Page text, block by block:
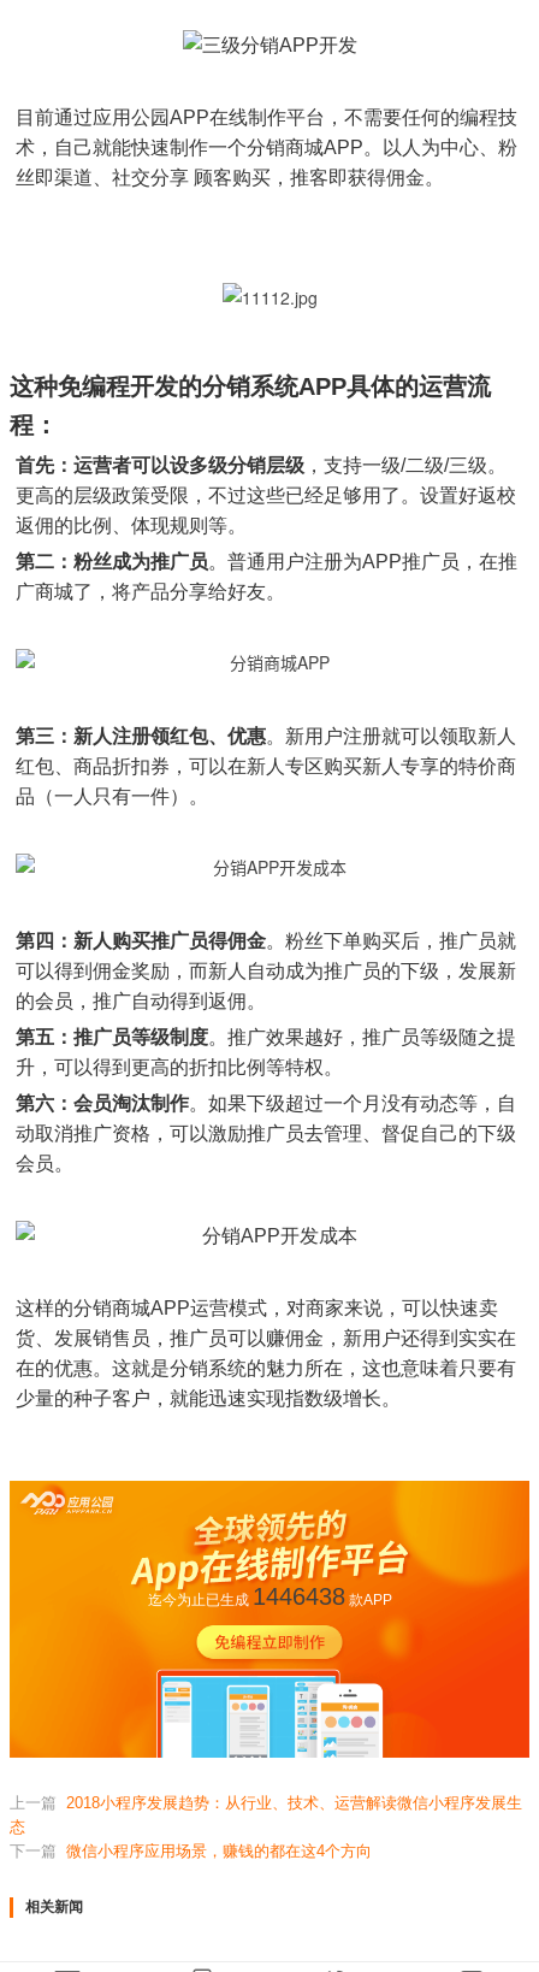
目前通过应用公园APP在线制作平台，不需要任何的编程技
术，自己就能快速制作一个分销商城APP。以人为中心、粉
丝即渠道、社交分享 顾客购买，推客即获得佣金。
这种免编程开发的分销系统APP具体的运营流
程：
首先：运营者可以设多级分销层级 ，支持一级/二级/三级。
更高的层级政策受限，不过这些已经足够用了。设置好返校
返佣的比例、体现规则等。
第二：粉丝成为推广员。普通用户注册为APP推广员，在推
广商城了，将产品分享给好友。
第三：新人注册领红包、优惠。新用户注册就可以领取新人
红包、商品折扣券，可以在新人专区购买新人专享的特价商
品（一人只有一件）。
第四：新人购买推广员得佣金。粉丝下单购买后，推广员就
可以得到佣金奖励，而新人自动成为推广员的下级，发展新
的会员，推广自动得到返佣。
第五：推广员等级制度。推广效果越好，推广员等级随之提
升，可以得到更高的折扣比例等特权。
第六：会员淘汰制作。如果下级超过一个月没有动态等，自
动取消推广资格，可以激励推广员去管理、督促自己的下级
会员。
这样的分销商城APP运营模式，对商家来说，可以快速卖
货、发展销售员，推广员可以赚佣金，新用户还得到实实在
在的优惠。这就是分销系统的魅力所在，这也意味着只要有
少量的种子客户，就能迅速实现指数级增长。
迄今为止已生成 1446438款APP
上一篇 2018小程序发展趋势：从行业、技术、运营解读微信小程序发展生
态
下一篇 微信小程序应用场景，赚钱的都在这4个方向
相关新闻